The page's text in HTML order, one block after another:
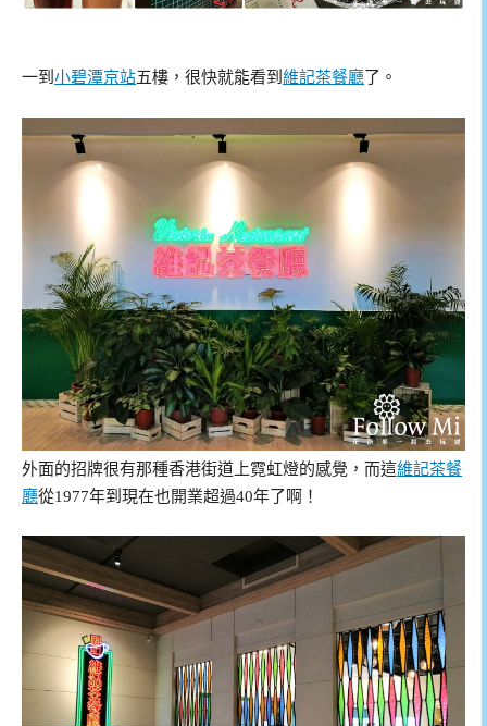
一到 小碧潭京站五樓，很快就能看到 維記茶餐廳了。
外面的招牌很有那種香港街道上霓虹燈的感覺，而這維記茶餐
廳從1977年到現在也開業超過40年了啊！